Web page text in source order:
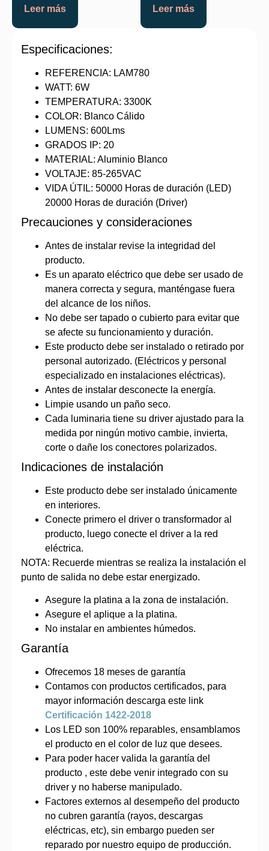
Leer más Leer más
Especificaciones:
REFERENCIA: LAM780
WATT: 6W
TEMPERATURA: 3300K
COLOR: Blanco Cálido
LUMENS: 600Lms
GRADOS IP: 20
MATERIAL: Aluminio Blanco
VOLTAJE: 85-265VAC
VIDA ÚTIL: 50000 Horas de duración (LED)
20000 Horas de duración (Driver)
Precauciones y consideraciones
Antes de instalar revise la integridad del
producto.
Es un aparato eléctrico que debe ser usado de
manera correcta y segura, manténgase fuera
del alcance de los niños.
No debe ser tapado o cubierto para evitar que
se afecte su funcionamiento y duración.
Este producto debe ser instalado o retirado por
personal autorizado. (Eléctricos y personal
especializado en instalaciones eléctricas).
Antes de instalar desconecte la energía.
Limpie usando un paño seco.
Cada luminaria tiene su driver ajustado para la
medida por ningún motivo cambie, invierta,
corte o dañe los conectores polarizados.
Indicaciones de instalación
Este producto debe ser instalado únicamente
en interiores.
Conecte primero el driver o transformador al
producto, luego conecte el driver a la red
eléctrica.
NOTA: Recuerde mientras se realiza la instalación el
punto de salida no debe estar energizado.
Asegure la platina a la zona de instalación.
Asegure el aplique a la platina.
No instalar en ambientes húmedos.
Garantía
Ofrecemos 18 meses de garantía
Contamos con productos certificados, para
mayor información descarga este link
Certificación 1422-2018
Los LED son 100% reparables, ensamblamos
el producto en el color de luz que desees.
Para poder hacer valida la garantía del
producto , este debe venir integrado con su
driver y no haberse manipulado.
Factores externos al desempeño del producto
no cubren garantía (rayos, descargas
eléctricas, etc), sin embargo pueden ser
reparado por nuestro equipo de producción.